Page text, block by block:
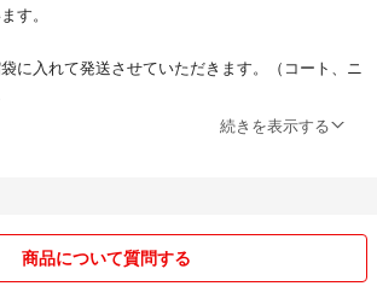
す。
に入れて発送させていただきます。（コート、ニ
るために実施しておりますので、ご了承下さい。
素人採寸の為誤差がでてきます）そこを理解した
願いする場合は、匿名配送はできません。返品対
以内とさせて頂きます。
続きを表示する
商品について質問する